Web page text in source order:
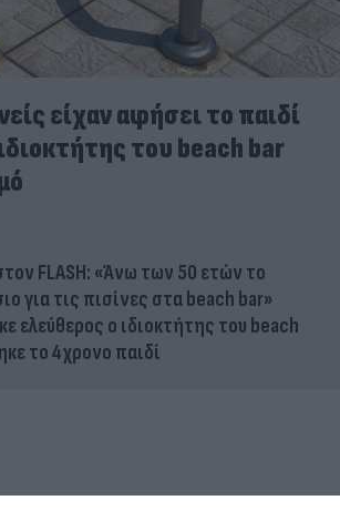
είχαν αφήσει το παιδί
του beach bar
FLASH: «Άνω των 50 ετών το
για τις πισίνες στα beach bar»
ελεύθερος ο ιδιοκτήτης του beach
το 4χρονο παιδί